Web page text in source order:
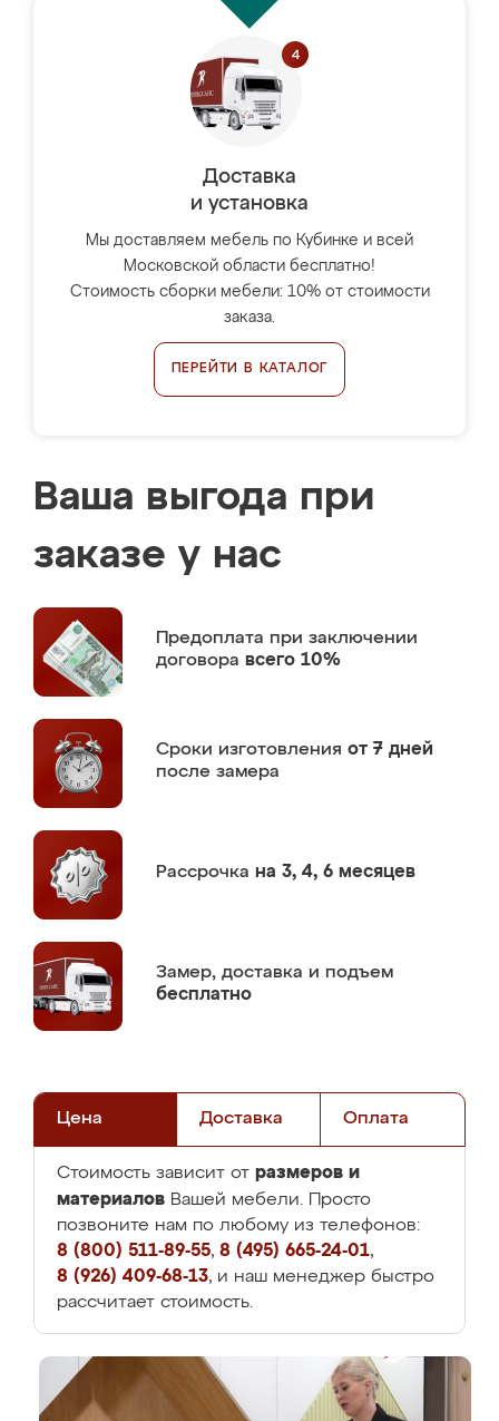
Доставка
и установка
Мы доставляем мебель по Кубинке и всей
Московской области бесплатно!
Стоимость сборки мебели: 10% от стоимости
заказа.
ПЕРЕЙТИ В КАТАЛОГ
Ваша выгода при
заказе у нас
Предоплата при заключении
договора всего 10%
Сроки изготовления от 7 дней
после замера
Рассрочка на 3, 4, 6 месяцев
Замер, доставка и подъем
бесплатно
Цена Доставка Оплата
Стоимость зависит от размеров и
материалов Вашей мебели. Просто
позвоните нам по любому из телефонов:
8 (800) 511-89-55, 8 (495) 665-24-01,
8 (926) 409-68-13, и наш менеджер быстро
рассчитает стоимость.